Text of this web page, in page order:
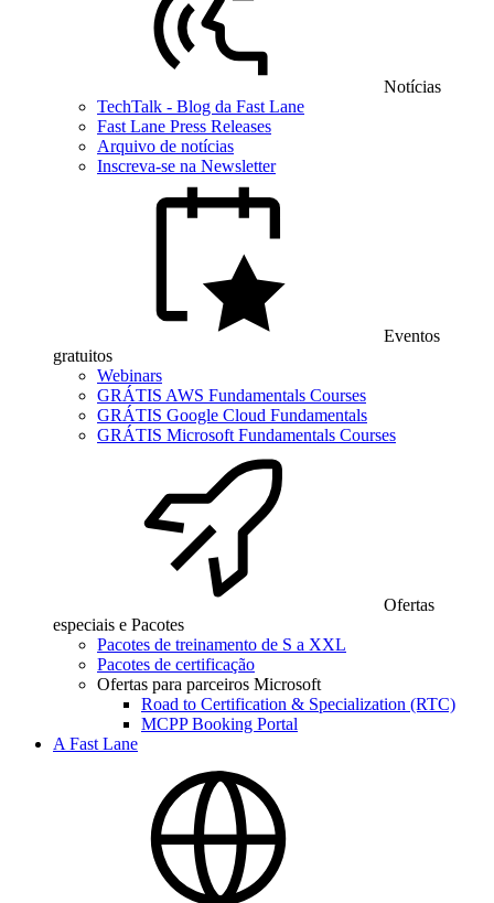
Notícias
TechTalk - Blog da Fast Lane
Fast Lane Press Releases
Arquivo de notícias
Inscreva-se na Newsletter
Eventos
gratuitos
Webinars
GRÁTIS AWS Fundamentals Courses
GRÁTIS Google Cloud Fundamentals
GRÁTIS Microsoft Fundamentals Courses
Ofertas
especiais e Pacotes
Pacotes de treinamento de S a XXL
Pacotes de certificação
Ofertas para parceiros Microsoft
Road to Certification & Specialization (RTC)
MCPP Booking Portal
A Fast Lane